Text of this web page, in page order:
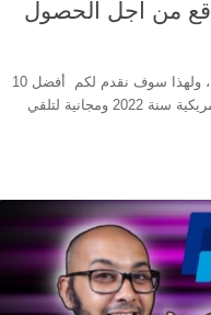
أفضل 10 مواقع من اجل الحصول
العديد تبحث عن ارقام مريكية جاهزة للعمل ، ولهذا سوف نقدم لكم أفضل 10
مواقع من اجل الحصول على ارقام هواتف امريكية سنة 2022 ومجانية لتلقي